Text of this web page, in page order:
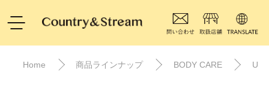
Home 商品ラインナップ BODY CARE UV